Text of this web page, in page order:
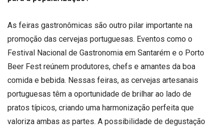
As feiras gastronômicas são outro pilar importante na
promoção das cervejas portuguesas. Eventos como o
Festival Nacional de Gastronomia em Santarém e o Porto
Beer Fest reúnem produtores, chefs e amantes da boa
comida e bebida. Nessas feiras, as cervejas artesanais
portuguesas têm a oportunidade de brilhar ao lado de
pratos típicos, criando uma harmonização perfeita que
valoriza ambas as partes. A possibilidade de degustação